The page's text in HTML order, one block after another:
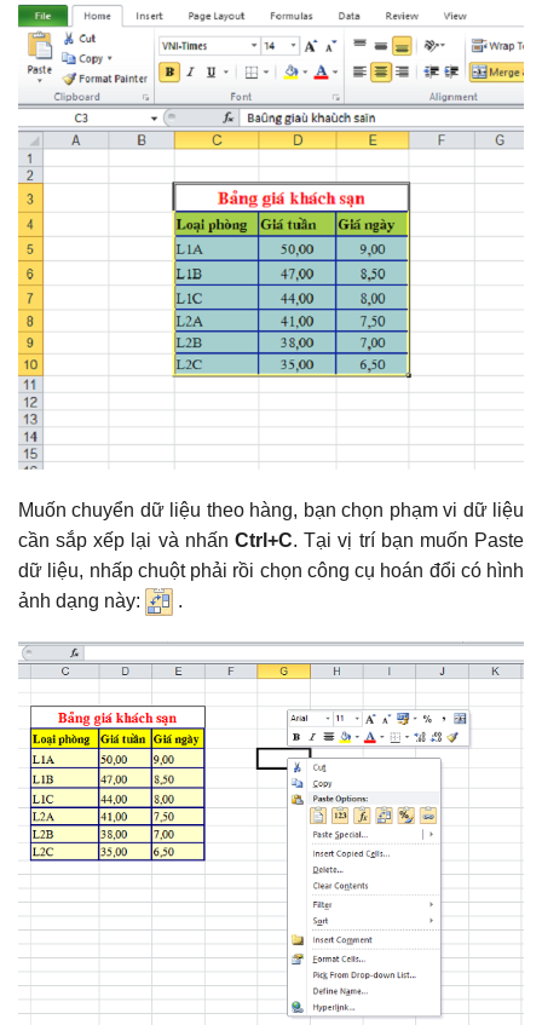
Muốn chuyển dữ liệu theo hàng, bạn chọn phạm vi dữ liệu
cần sắp xếp lại và nhấn Ctrl+C. Tại vị trí bạn muốn Paste
dữ liệu, nhấp chuột phải rồi chọn công cụ hoán đổi có hình
ảnh dạng này:
.